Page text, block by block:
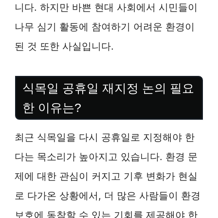
니다. 하지만 바쁜 현대 사회에서 시민들이
나무 심기 활동에 참여하기 어려운 환경이
된 것 또한 사실입니다.
식목일 공휴일 재지정 논의 필요
한 이유는?
최근 식목일을 다시 공휴일로 지정해야 한
다는 목소리가 높아지고 있습니다. 환경 문
제에 대한 관심이 커지고 기후 변화가 현실
로 다가온 상황에서, 더 많은 사람들이 환경
보호에 동참할 수 있는 기회를 제공해야 한